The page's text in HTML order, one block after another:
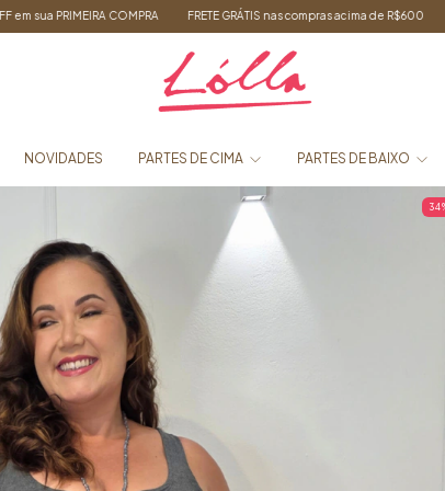
FRETE GRÁTIS nas compras acima de R$600 até 50%OFF em peças
NOVIDADES PARTES DE CIMA PARTES DE BAIXO
34